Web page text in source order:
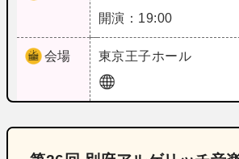
開演：19:00
会場 東京王子ホール